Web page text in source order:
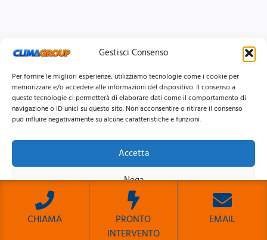
Gestisci Consenso
Per fornire le migliori esperienze, utilizziamo tecnologie come i cookie per
memorizzare e/o accedere alle informazioni del dispositivo. Il consenso a
queste tecnologie ci permetterà di elaborare dati come il comportamento di
navigazione o ID unici su questo sito. Non acconsentire o ritirare il consenso
può influire negativamente su alcune caratteristiche e funzioni.
Accetta
Nega
Visualizza le preferenze
Cookie PolicyPrivacy Policy
© 2026 Clima Group Impianti Srls P.IVA: 17771951005
Privacy
CookiePolicy | Mappa del Sito
CHIAMA
PRONTO
INTERVENTO
EMAIL